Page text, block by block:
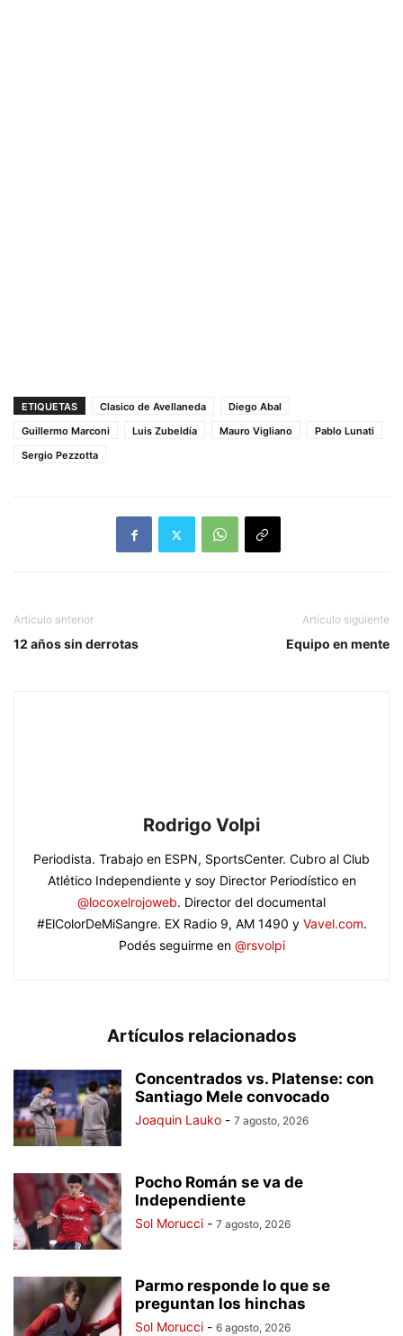
ETIQUETAS Clasico de Avellaneda
Diego Abal
Guillermo Marconi
Luis Zubeldía Mauro Vigliano
Pablo Lunati
Sergio Pezzotta
Artículo anterior
12 años sin derrotas
Artículo siguiente
Equipo en mente
Rodrigo Volpi
Periodista. Trabajo en ESPN, SportsCenter. Cubro al Club
Atlético Independiente y soy Director Periodístico en
@locoxelrojoweb. Director del documental
#ElColorDeMiSangre. EX Radio 9, AM 1490 y Vavel.com.
Podés seguirme en @rsvolpi
Artículos relacionados
Concentrados vs. Platense: con
Santiago Mele convocado
Joaquin Lauko - 7 agosto, 2026
Pocho Román se va de
Independiente
Sol Morucci - 7 agosto, 2026
Parmo responde lo que se
preguntan los hinchas
Sol Morucci - 6 agosto, 2026